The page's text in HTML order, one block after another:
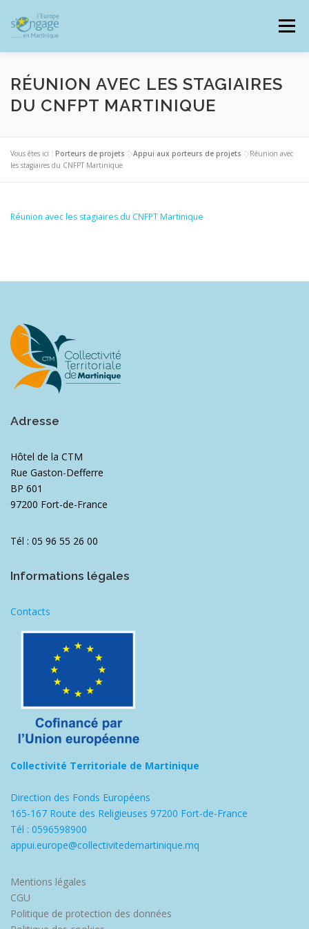
contenu
Menu
RÉUNION AVEC LES STAGIAIRES
DU CNFPT MARTINIQUE
Vous êtes ici : Porteurs de projets >Appui aux porteurs de projets >Réunion avec
les stagiaires du CNFPT Martinique
Réunion avec les stagiaires du CNFPT Martinique
Adresse
Hôtel de la CTM
Rue Gaston-Defferre
BP 601
97200 Fort-de-France
Tél : 05 96 55 26 00
Informations légales
Contacts
Collectivité Territoriale de Martinique
Direction des Fonds Européens
165-167 Route des Religieuses 97200 Fort-de-France
Tél : 0596598900
appui.europe@collectivitedemartinique.mq
Mentions légales
CGU
Politique de protection des données